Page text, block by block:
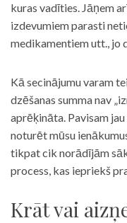
kuras vadīties. Jāņem
izdevumiem parasti
medikamentiem utt., jo
Kā secinājumu varam
dzēšanas summa nav
aprēķināta. Pavisam
noturēt mūsu
tikpat cik norādījām
process, kas iepriekš
Krāt vai